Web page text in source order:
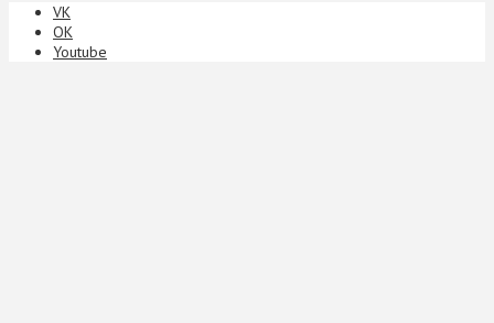
VK
ОК
Youtube